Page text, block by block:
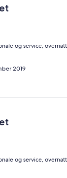
og service,
2019
og service,